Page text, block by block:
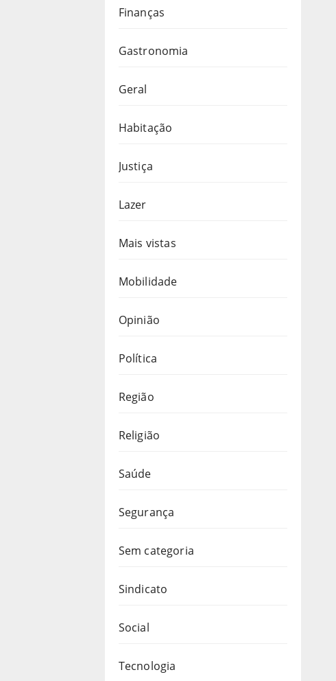
Finanças
Gastronomia
Geral
Habitação
Justiça
Lazer
Mais vistas
Mobilidade
Opinião
Política
Região
Religião
Saúde
Segurança
Sem categoria
Sindicato
Social
Tecnologia